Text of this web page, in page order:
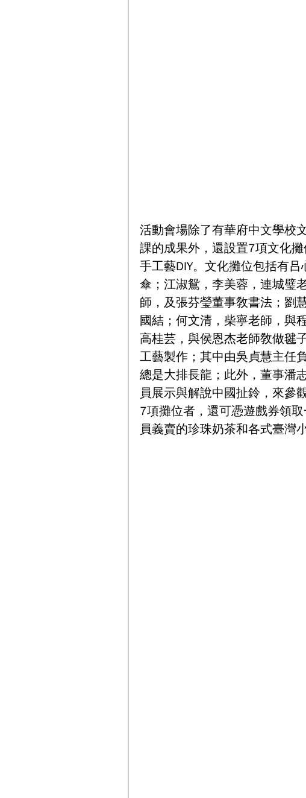
活動會場除了有華府中文學校
課的成果外，還設置7項文化
手工藝DIY。文化攤位包括有
傘；江淑鴛，李美蓉，連城璧
師，及張芬瑩董事敎書法；劉
國結；何文清，柴寧老師，與
高桂芸，與侯恩杰老師敎做毽
工藝製作；其中由吳貞慧主任
總是大排長龍；此外，董事潘
員展示與解說中國扯鈴，來參
7項攤位者，還可憑遊戲券領
員義賣的珍珠奶茶和各式臺灣